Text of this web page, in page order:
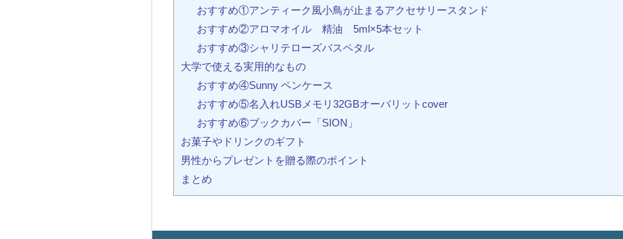
おすすめ①アンティーク風小鳥が止まるアクセサリースタンド
おすすめ②アロマオイル 精油 5ml×5本セット
おすすめ③シャリテローズバスペタル
大学で使える実用的なもの
おすすめ④Sunny ペンケース
おすすめ⑤名入れUSBメモリ32GBオーバリットcover
おすすめ⑥ブックカバー「SION」
お菓子やドリンクのギフト
男性からプレゼントを贈る際のポイント
まとめ